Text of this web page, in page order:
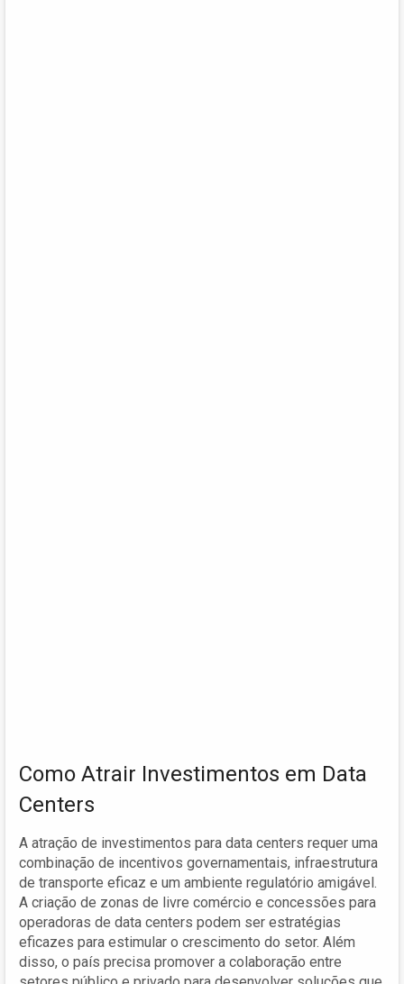
Como Atrair Investimentos em Data
Centers
A atração de investimentos para data centers requer uma
combinação de incentivos governamentais, infraestrutura
de transporte eficaz e um ambiente regulatório amigável.
A criação de zonas de livre comércio e concessões para
operadoras de data centers podem ser estratégias
eficazes para estimular o crescimento do setor. Além
disso, o país precisa promover a colaboração entre